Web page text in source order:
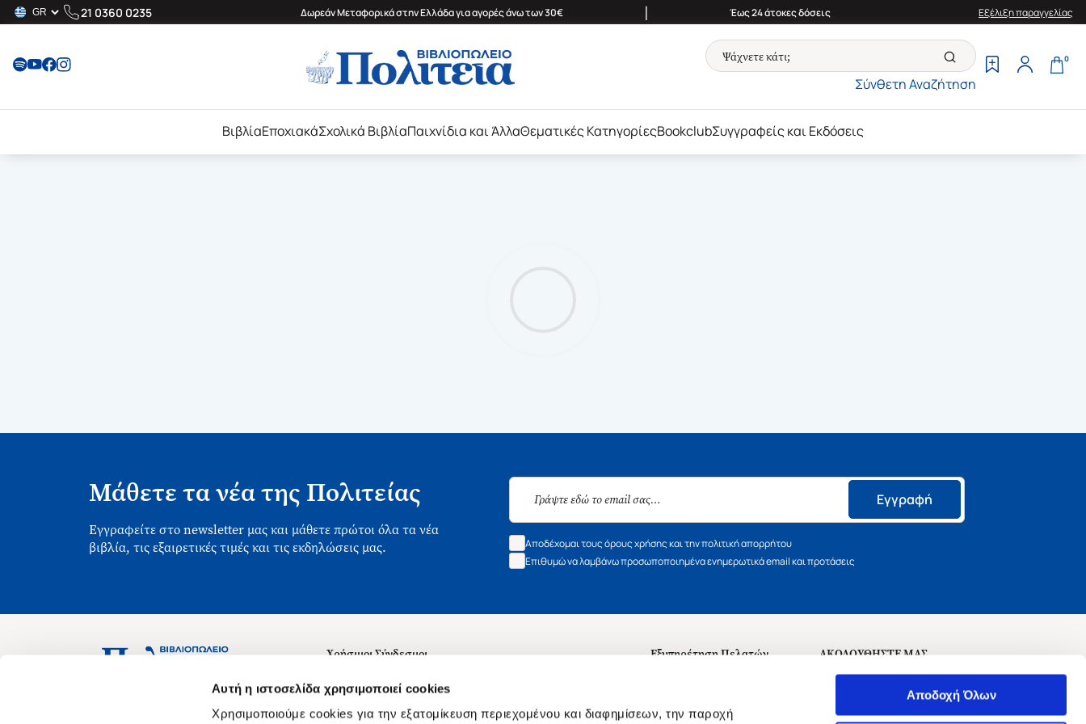
Αυτή η ιστοσελίδα χρησιμοποιεί cookies
Χρησιμοποιούμε cookies για την εξατομίκευση περιεχομένου και διαφημίσεων, την παροχή
Αποδοχή Όλων
21 0360 0235 Δωρεάν Μεταφορικά στην Ελλάδα για αγορές άνω των 30€ | Έως 24 άτοκες δόσεις Εξέλιξη παραγγελίας
Σύνθετη Αναζήτηση
0
ΒιβλίαΕποχιακάΣχολικά ΒιβλίαΠαιχνίδια και ΆλλαΘεματικές ΚατηγορίεςBookclubΣυγγραφείς και Εκδόσεις
Μάθετε τα νέα της Πολιτείας
Εγγραφείτε στο newsletter μας και μάθετε πρώτοι όλα τα νέα
βιβλία, τις εξαιρετικές τιμές και τις εκδηλώσεις μας.
Εγγραφή
Αποδέχομαι τους όρους χρήσης και την πολιτική απορρήτου
Επιθυμώ να λαμβάνω προσωποποιημένα ενημερωτικά email και προτάσεις
Ασκληπιού 1-3, Αθήνα 106 79
Χρήσιμοι Σύνδεσμοι
Σχετικά με εμάς
Θέσεις Εργασίας
Εξυπηρέτηση Πελατών
ΑΚΟΛΟΥΘΗΣΤΕ ΜΑΣ